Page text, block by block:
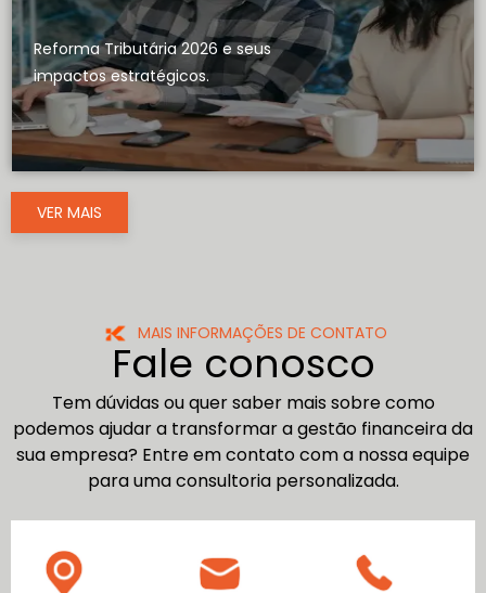
Reforma Tributária 2026 e seus
impactos estratégicos.
VER MAIS
MAIS INFORMAÇÕES DE CONTATO
Fale conosco
Tem dúvidas ou quer saber mais sobre como
podemos ajudar a transformar a gestão financeira da
sua empresa? Entre em contato com a nossa equipe
para uma consultoria personalizada.